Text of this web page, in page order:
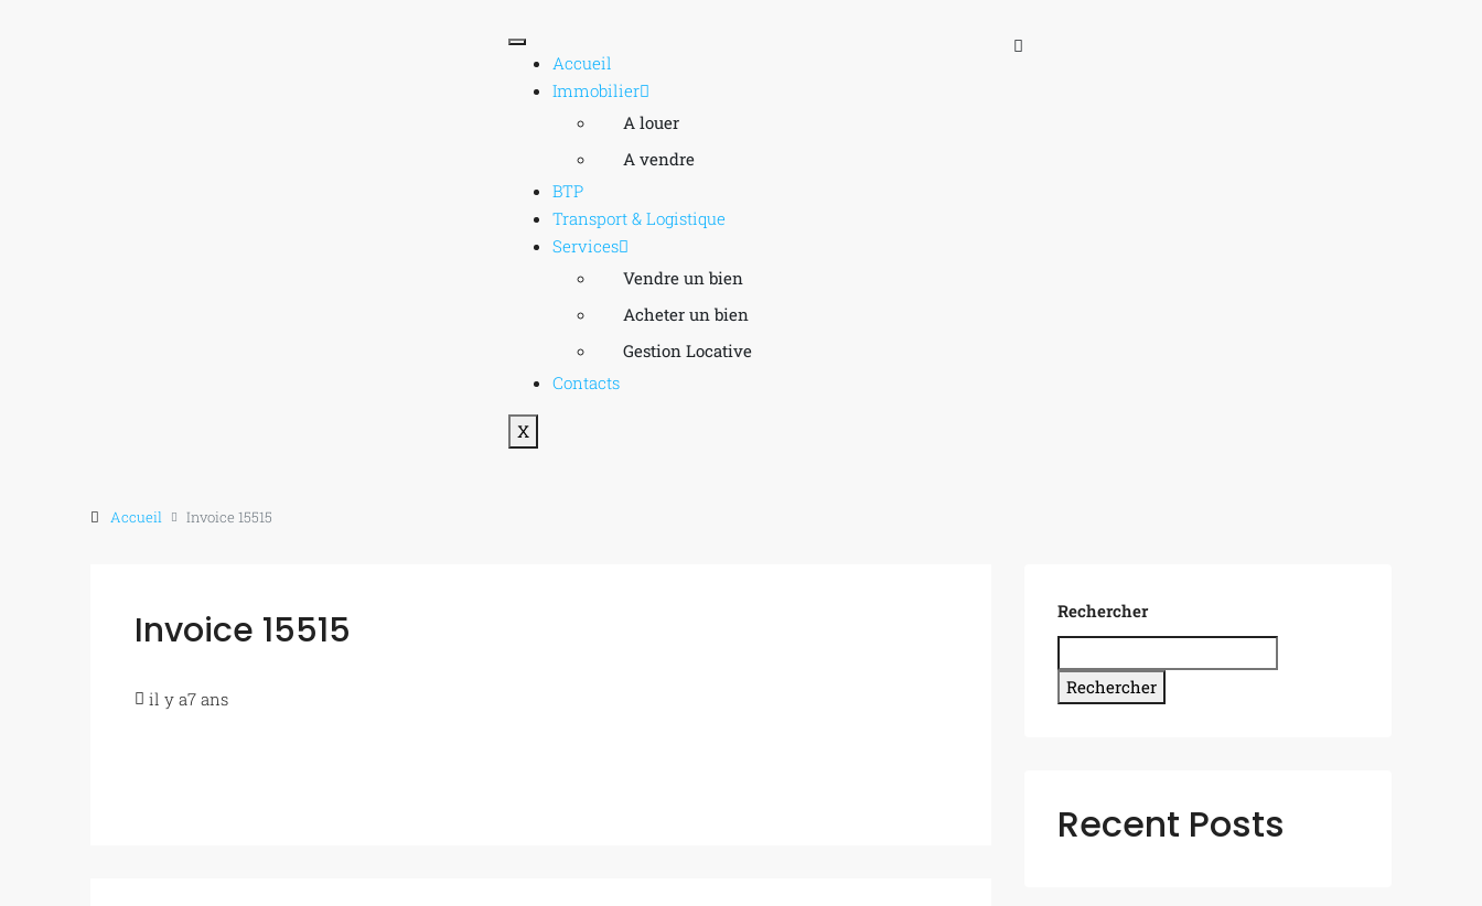
Accueil
Immobilier
A louer
A vendre
BTP
Transport & Logistique
Services
Vendre un bien
Acheter un bien
Gestion Locative
Contacts
X
Accueil Invoice 15515
Invoice 15515
il y a7 ans
Rechercher
Rechercher
Recent Posts